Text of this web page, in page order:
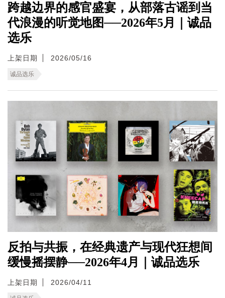
跨越边界的感官盛宴，从部落古谣到当
代浪漫的听觉地图──2026年5月｜诚品
选乐
上架日期 2026/05/16
诚品选乐
反拍与共振，在经典遗产与现代狂想间
缓慢摇摆静──2026年4月｜诚品选乐
上架日期 2026/04/11